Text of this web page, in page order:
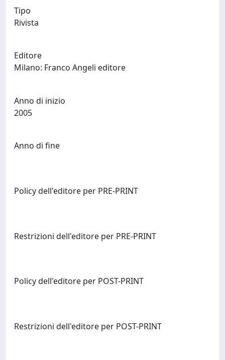
Tipo
Rivista
Editore
Anno di inizio
Anno di fine
Policy dell'editore per PRE-PRINT
Restrizioni dell'editore per PRE-PRINT
Policy dell'editore per POST-PRINT
Restrizioni dell'editore per POST-PRINT